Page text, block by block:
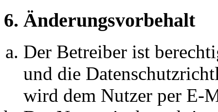
6. Änderungsvorbehalt
Der Betreiber ist
und die
wird dem Nutzer per E-